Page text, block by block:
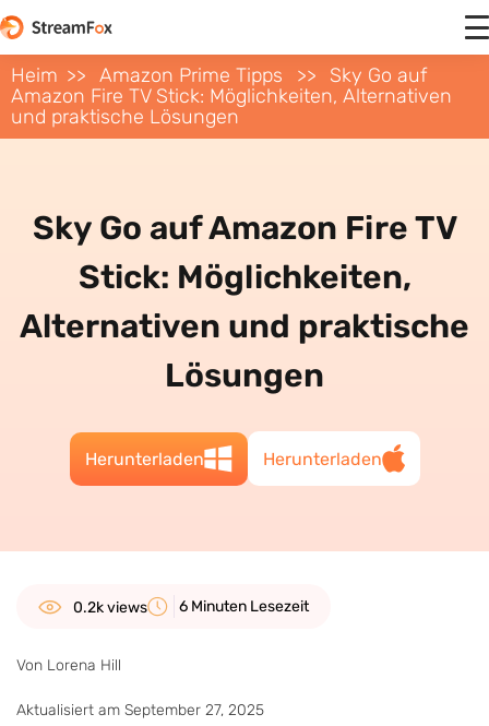
Heim Amazon Prime Tipps
Sky Go auf
Amazon Fire TV Stick: Möglichkeiten, Alternativen
und praktische Lösungen
Sky Go auf Amazon Fire TV
Stick: Möglichkeiten,
Alternativen und praktische
Lösungen
Herunterladen Herunterladen
0.2k views 6 Minuten Lesezeit
Von Lorena Hill
Aktualisiert am September 27, 2025